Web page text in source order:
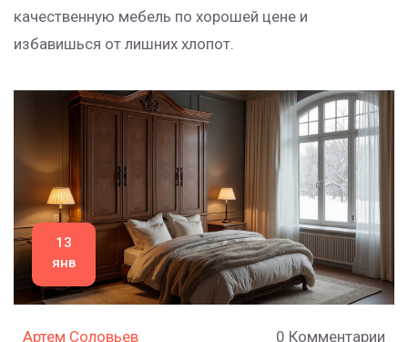
качественную мебель по хорошей цене и
избавишься от лишних хлопот.
13
янв
Артем Соловьев 0 Комментарии